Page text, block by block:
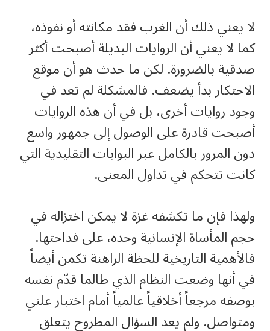
لا يعني ذلك أن الغرب فقد مكانته أو نفوذه،
كما لا يعني أن الروايات البديلة أصبحت أكثر
صدقية بالضرورة. لكن ما حدث هو أن موقع
الاحتكار بدأ يضعف. فالمشكلة لم تعد في
وجود روايات أخرى، بل في أن هذه الروايات
أصبحت قادرة على الوصول إلى جمهور واسع
دون المرور بالكامل عبر البوابات التقليدية التي
كانت تتحكم في تداول المعنى.
ولهذا فإن ما تكشفه غزة لا يمكن اختزاله في
حجم المأساة الإنسانية وحده، على فداحتها.
فالأهمية التاريخية للحظة الراهنة تكمن أيضاً
في أنها وضعت النظام الذي طالما قدّم نفسه
بوصفه مرجعاً أخلاقياً عالمياً أمام اختبار علني
ومتواصل. ولم يعد السؤال المطروح يتعلق